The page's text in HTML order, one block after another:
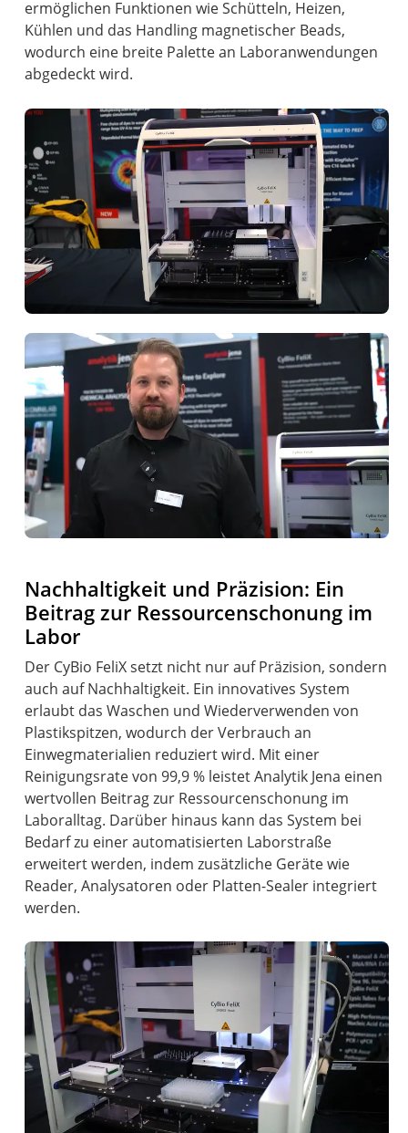
ermöglichen Funktionen wie Schütteln, Heizen,
Kühlen und das Handling magnetischer Beads,
wodurch eine breite Palette an Laboranwendungen
abgedeckt wird.
Nachhaltigkeit und Präzision: Ein
Beitrag zur Ressourcenschonung im
Labor
Der CyBio FeliX setzt nicht nur auf Präzision, sondern
auch auf Nachhaltigkeit. Ein innovatives System
erlaubt das Waschen und Wiederverwenden von
Plastikspitzen, wodurch der Verbrauch an
Einwegmaterialien reduziert wird. Mit einer
Reinigungsrate von 99,9 % leistet Analytik Jena einen
wertvollen Beitrag zur Ressourcenschonung im
Laboralltag. Darüber hinaus kann das System bei
Bedarf zu einer automatisierten Laborstraße
erweitert werden, indem zusätzliche Geräte wie
Reader, Analysatoren oder Platten-Sealer integriert
werden.